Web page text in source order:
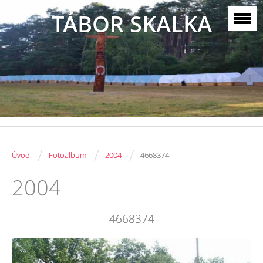
TÁBOR SKALKA
Úvod / Fotoalbum / 2004 / 4668374
2004
4668374